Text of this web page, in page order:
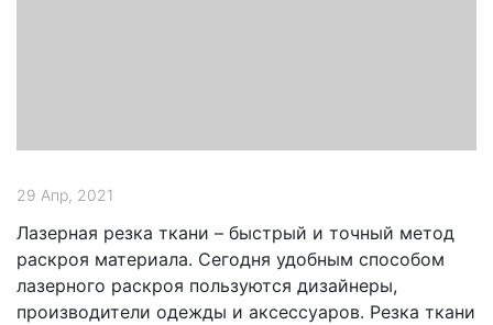
29 Апр, 2021
Лазерная резка ткани – быстрый и точный метод
раскроя материала. Сегодня удобным способом
лазерного раскроя пользуются дизайнеры,
производители одежды и аксессуаров. Резка ткани